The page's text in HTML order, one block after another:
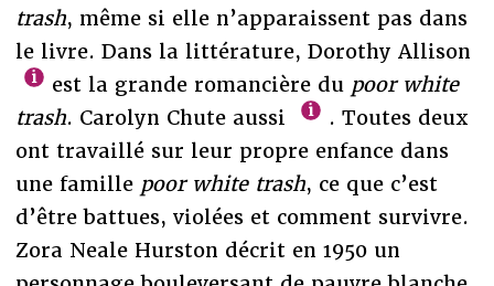
trash, même si elle n’apparaissent pas dans
le livre. Dans la littérature, Dorothy Allison
est la grande romancière du poor white
trash. Carolyn Chute aussi
. Toutes deux
ont travaillé sur leur propre enfance dans
une famille poor white trash, ce que c’est
d’être battues, violées et comment survivre.
Zora Neale Hurston décrit en 1950 un